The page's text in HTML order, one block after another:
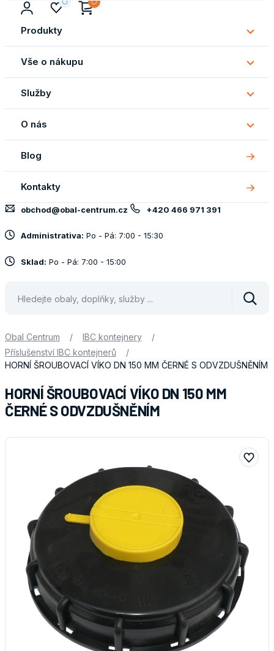
Produkty
Vše o nákupu
Vše
o
Služby
O nás
O
nás
Blog
Kontakty
obchod@obal-centrum.cz +420 466 971 391
Administrativa: Po - Pá: 7:00 - 15:30
Sklad: Po - Pá: 7:00 - 15:00
Obal Centrum / IBC kontejnery
/
Příslušenství IBC kontejnerů
/
HORNÍ ŠROUBOVACÍ VÍKO DN 150 MM ČERNÉ S ODVZDUŠNĚNÍM
HORNÍ ŠROUBOVACÍ VÍKO DN 150 MM
ČERNÉ S ODVZDUŠNĚNÍM